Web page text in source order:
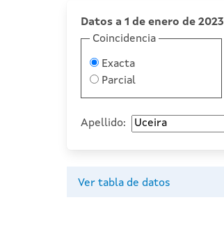
Datos a 1 de enero de 2023
Coincidencia
Exacta
Parcial
Apellido:
Ver tabla de datos